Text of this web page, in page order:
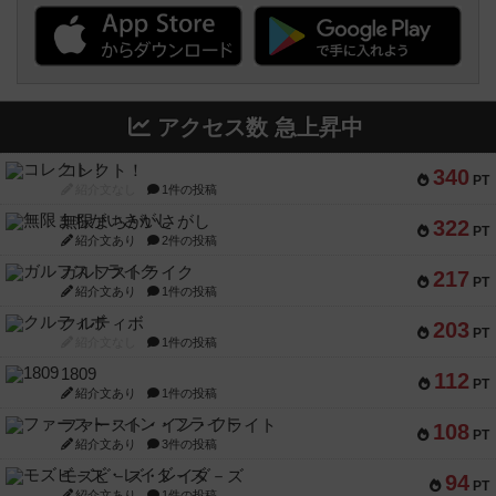
アクセス数 急上昇中
340 PT
コレクト！
1件の投稿
322 PT
無限まちがいさがし
紹介文あり 2件の投稿
217 PT
ガルフストライク
紹介文あり 1件の投稿
203 PT
クルティボ
1件の投稿
112 PT
1809
紹介文あり 1件の投稿
108 PT
ファースト・イン・フライト
紹介文あり 3件の投稿
94 PT
モズビ－ズ・レイダ－ズ